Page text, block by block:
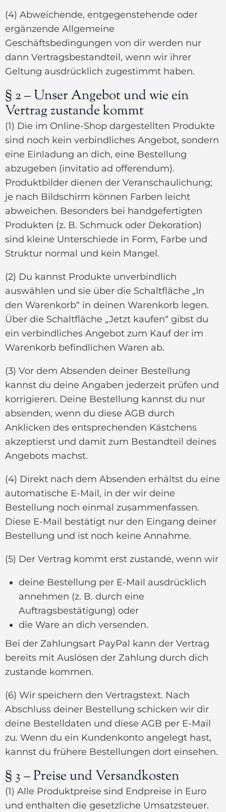
(4) Abweichende, entgegenstehende oder
ergänzende Allgemeine
Geschäftsbedingungen von dir werden nur
dann Vertragsbestandteil, wenn wir ihrer
Geltung ausdrücklich zugestimmt haben.
§ 2 – Unser Angebot und wie ein
Vertrag zustande kommt
(1) Die im Online-Shop dargestellten Produkte
sind noch kein verbindliches Angebot, sondern
eine Einladung an dich, eine Bestellung
abzugeben (invitatio ad offerendum).
Produktbilder dienen der Veranschaulichung;
je nach Bildschirm können Farben leicht
abweichen. Besonders bei handgefertigten
Produkten (z. B. Schmuck oder Dekoration)
sind kleine Unterschiede in Form, Farbe und
Struktur normal und kein Mangel.
(2) Du kannst Produkte unverbindlich
auswählen und sie über die Schaltfläche „In
den Warenkorb“ in deinen Warenkorb legen.
Über die Schaltfläche „Jetzt kaufen“ gibst du
ein verbindliches Angebot zum Kauf der im
Warenkorb befindlichen Waren ab.
(3) Vor dem Absenden deiner Bestellung
kannst du deine Angaben jederzeit prüfen und
korrigieren. Deine Bestellung kannst du nur
absenden, wenn du diese AGB durch
Anklicken des entsprechenden Kästchens
akzeptierst und damit zum Bestandteil deines
Angebots machst.
(4) Direkt nach dem Absenden erhältst du eine
automatische E-Mail, in der wir deine
Bestellung noch einmal zusammenfassen.
Diese E-Mail bestätigt nur den Eingang deiner
Bestellung und ist noch keine Annahme.
(5) Der Vertrag kommt erst zustande, wenn wir
deine Bestellung per E-Mail ausdrücklich
annehmen (z. B. durch eine
Auftragsbestätigung) oder
die Ware an dich versenden.
Bei der Zahlungsart PayPal kann der Vertrag
bereits mit Auslösen der Zahlung durch dich
zustande kommen.
(6) Wir speichern den Vertragstext. Nach
Abschluss deiner Bestellung schicken wir dir
deine Bestelldaten und diese AGB per E-Mail
zu. Wenn du ein Kundenkonto angelegt hast,
kannst du frühere Bestellungen dort einsehen.
§ 3 – Preise und Versandkosten
(1) Alle Produktpreise sind Endpreise in Euro
und enthalten die gesetzliche Umsatzsteuer.